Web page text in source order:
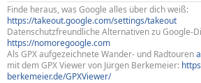
Finde heraus, was Google alles über dich weiß:
https://takeout.google.com/settings/takeout
Datenschutzfreundliche Alternativen zu Google-
https://nomoregoogle.com
Als GPX aufgezeichnete Wander- und Radtouren
mit dem GPX Viewer von Jürgen Berkemeier:
berkemeier.de/GPXViewer/